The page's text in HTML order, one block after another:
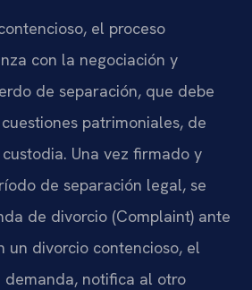
el proceso
con la negociación y
de separación, que debe
patrimoniales, de
Una vez firmado y
de separación legal, se
de divorcio (Complaint) ante
un divorcio contencioso, el
notifica al otro